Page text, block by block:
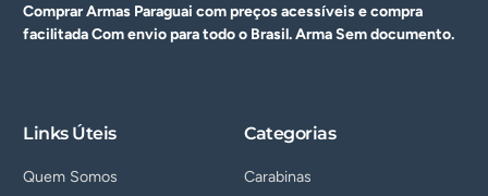
Comprar Armas Paraguai com preços acessíveis e compra
facilitada Com envio para todo o Brasil. ArmaSem documento.
Links Úteis
Quem Somos
Categorias
Carabinas